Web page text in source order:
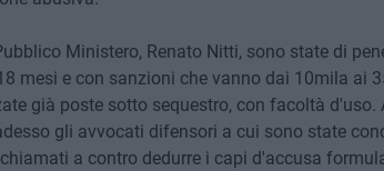
Ministero, Renato Nitti, sono state di
mesi e con sanzioni che vanno dai 10mila ai
già poste sotto sequestro, con facoltà d'uso.
gli avvocati difensori a cui sono state
a contro dedurre i capi d'accusa